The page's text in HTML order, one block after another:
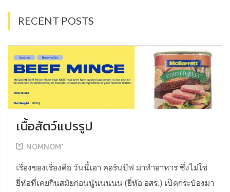
RECENT POSTS
เนื้อสัตว์แปรรูป
NOMNOM*
เรื่องของเรื่องคือ วันนี้เอา คอร์นบีฟ มาทำอาหาร ซึ่งไม่ใช่
ยี่ห้อที่เคยกินสมัยก่อนนู้นนนนน (ยี่ห้อ อสร.) เปิดกระป๋องมา